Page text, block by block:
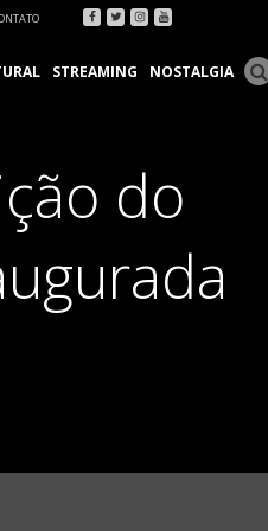
Facebook
Twitter
Instagram
Youtube
STREAMING NOSTALGIA
do